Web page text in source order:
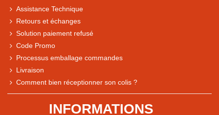
Comparaison des performances du magasin
Assistance Technique
Retours et échanges
Solution paiement refusé
Code Promo
Processus emballage commandes
Livraison
Comment bien réceptionner son colis ?
INFORMATIONS